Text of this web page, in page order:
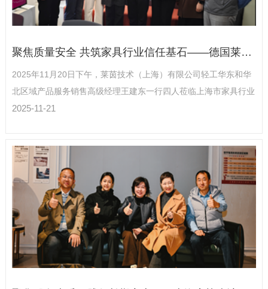
聚焦质量安全 共筑家具行业信任基石——德国莱茵TÜV一行来访上海家协
2025年11月20日下午，莱茵技术（上海）有限公司轻工华东和华
北区域产品服务销售高级经理王建东一行四人莅临上海市家具行业
协会，上海家协秘书长李霞及秘书处全体成员热情接待并参与座
2025-11-21